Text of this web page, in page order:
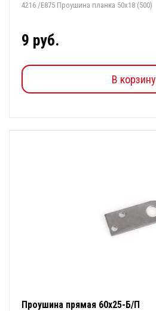
4216 /Е875 Проушина планка 50х18 (500)
9 руб.
В корзину
Проушина прямая 60х25-Б/П